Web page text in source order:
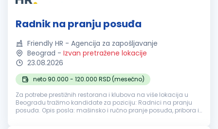
Radnik na pranju posuđa
Friendly HR - Agencija za zapošljavanje
Beograd - Izvan pretražene lokacije
23.08.2026
neto 90.000 - 120.000 RSD (mesečno)
Za potrebe prestižnih restorana i klubova na više lokacija u
Beogradu tražimo kandidate za poziciju: Radnici na pranju
posuđa. Opis posla: mašinsko i ručno pranje posuđa, pribora i